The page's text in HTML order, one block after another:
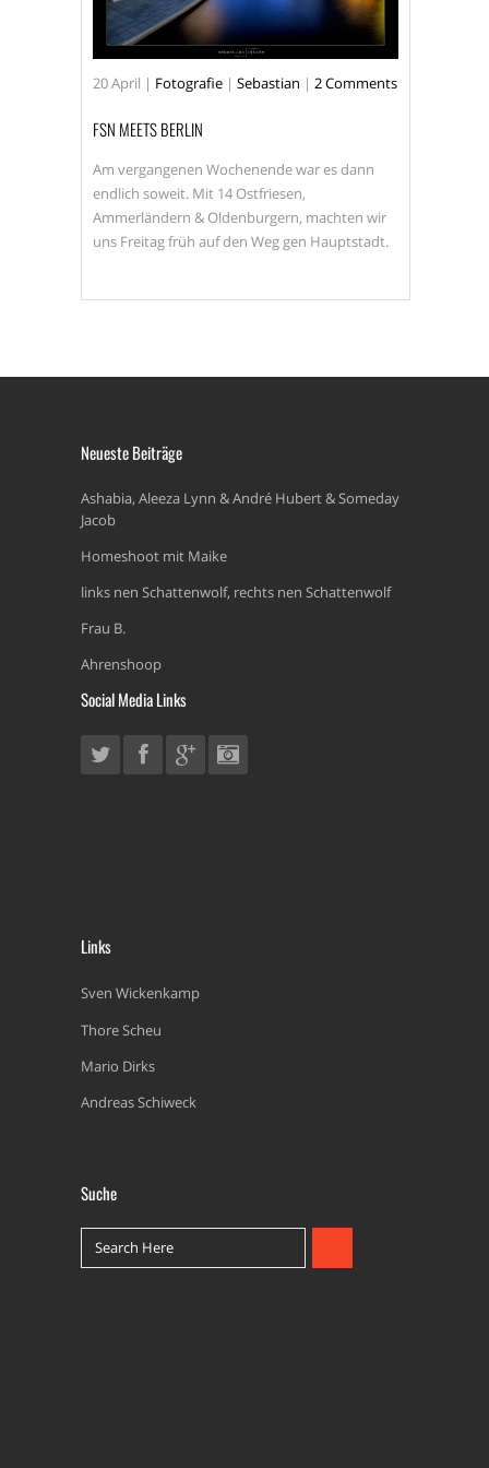
20April | Fotografie | Sebastian | 2 Comments
FSN MEETS BERLIN
Am vergangenen Wochenende war es dann
endlich soweit. Mit 14 Ostfriesen,
Ammerländern & Oldenburgern, machten wir
uns Freitag früh auf den Weg gen Hauptstadt.
Neueste Beiträge
Ashabia, Aleeza Lynn & André Hubert & Someday
Jacob
Homeshoot mit Maike
links nen Schattenwolf, rechts nen Schattenwolf
Frau B.
Ahrenshoop
Social Media Links
Links
Sven Wickenkamp
Thore Scheu
Mario Dirks
Andreas Schiweck
Suche